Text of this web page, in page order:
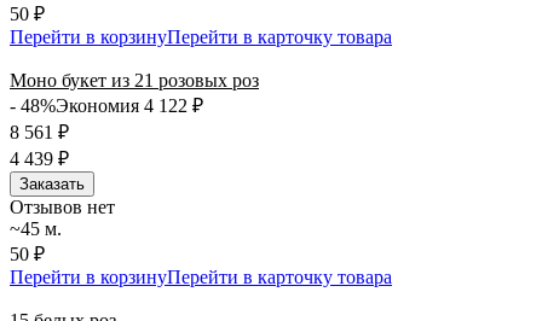
50 ₽
Перейти в корзинуПерейти в карточку товара
Моно букет из 21 розовых роз
- 48%Экономия 4 122 ₽
8 561 ₽
4 439 ₽
Заказать
Отзывов нет
~45 м.
50 ₽
Перейти в корзинуПерейти в карточку товара